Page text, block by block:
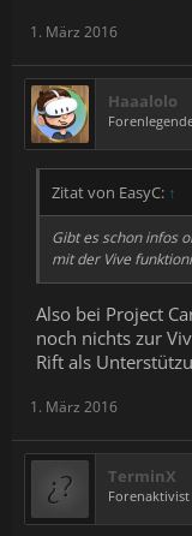
1. März 2016
Haaalolo
Zitat von EasyC: ↑
Gibt es schon infos
mit der Vive
Also bei Project
noch nichts zur
Rift als
1. März 2016
TerminX
Forenaktivist